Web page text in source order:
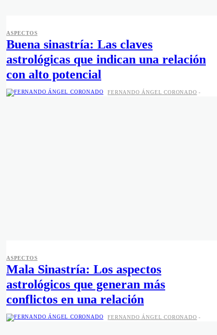
ASPECTOS
Buena sinastría: Las claves
astrológicas que indican una relación
con alto potencial
FERNANDO ÁNGEL CORONADO -
ASPECTOS
Mala Sinastría: Los aspectos
astrológicos que generan más
conflictos en una relación
FERNANDO ÁNGEL CORONADO -